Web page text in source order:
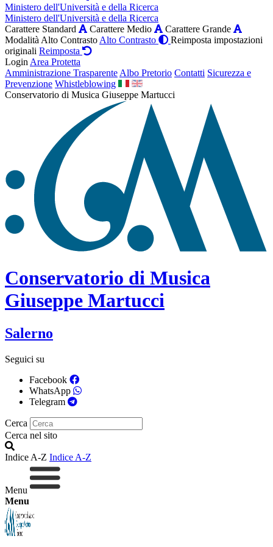
Ministero dell'Università e della Ricerca
Ministero dell'Università e della Ricerca
Carattere Standard
Carattere Medio
Carattere Grande
Modalità Alto Contrasto Alto Contrasto
Reimposta impostazioni
originali Reimposta
Login Area Protetta
Amministrazione Trasparente Albo Pretorio Contatti Sicurezza e
Prevenzione Whistleblowing
Conservatorio di Musica Giuseppe Martucci
Conservatorio di Musica
Giuseppe Martucci
Salerno
Seguici su
Facebook
WhatsApp
Telegram
Cerca
Cerca nel sito
Indice A-Z Indice A-Z
Menu
Menu